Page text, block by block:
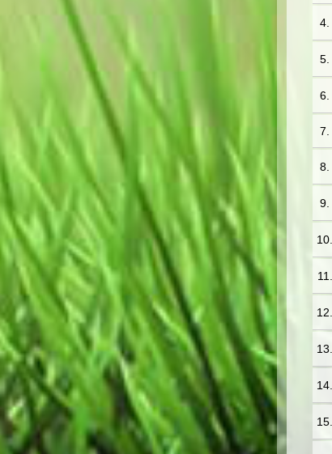
4.
5.
6.
7.
8.
9.
10.
11.
12.
13.
14.
15.